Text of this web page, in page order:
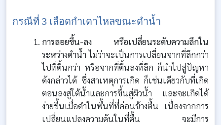
กรณีที่ 3 เลือดกำเดาไหลขณะดำน้ำ
การลอยขึ้น-ลง หรือเปลี่ยนระดับความลึกใน
ระหว่างดำน้ำไม่ว่าจะเป็นการเปลี่ยนจากที่ลึกกว่า
ไปที่ตื้นกว่า หรือจากที่ตื้นลงที่ลึก ก็นำไปสู่ปัญหา
ดังกล่าวได้ ซึ่งสาเหตุการเกิด ก็เช่นเดียวกับที่เกิด
ตอนลงสู่ใต้น้ำและการขึ้นสู่ผิวน้ำ และจะเกิดได้
ง่ายขึ้นเมื่อดำในพื้นที่ที่ค่อนข้างตื้น เนื่องจากการ
เปลี่ยนแปลงความดันในที่ตื้น จะมีการ